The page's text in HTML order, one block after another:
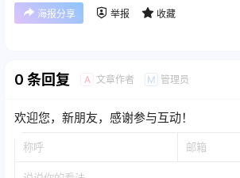
海报分享 举报 收藏
0 条回复 A 文章作者 M 管理员
欢迎您，新朋友，感谢参与互动！